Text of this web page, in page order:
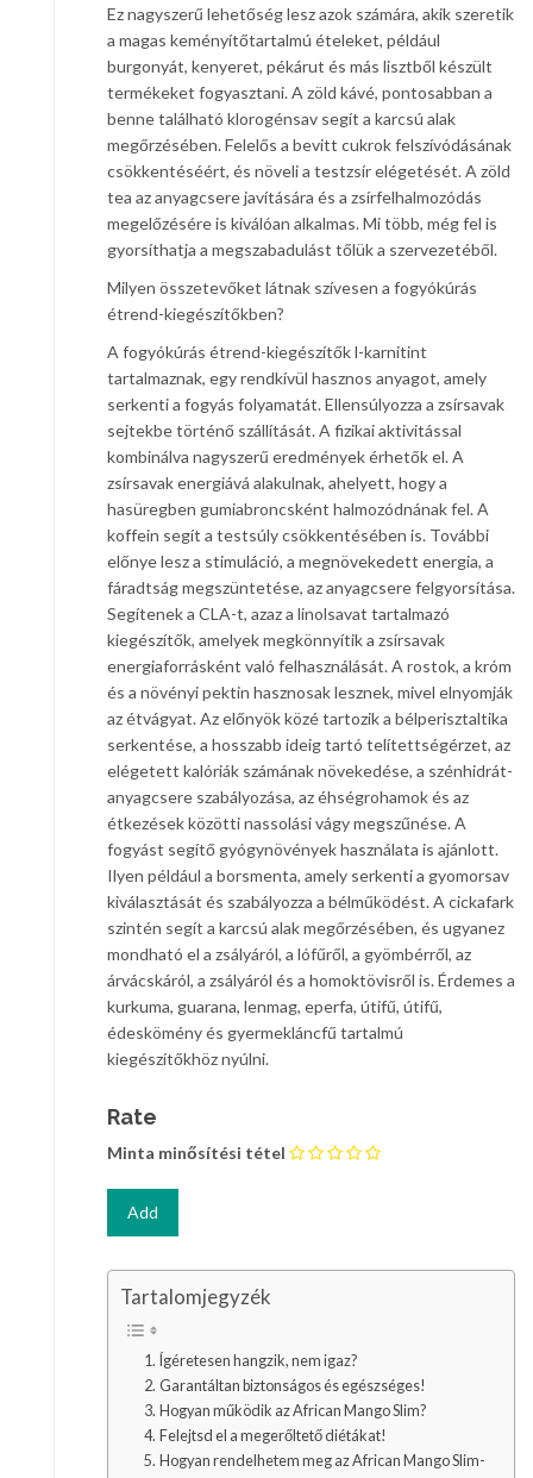
Ez nagyszerű lehetőség lesz azok számára, akik szeretik
a magas keményítőtartalmú ételeket, például
burgonyát, kenyeret, pékárut és más lisztből készült
termékeket fogyasztani. A zöld kávé, pontosabban a
benne található klorogénsav segít a karcsú alak
megőrzésében. Felelős a bevitt cukrok felszívódásának
csökkentéséért, és növeli a testzsír elégetését. A zöld
tea az anyagcsere javítására és a zsírfelhalmozódás
megelőzésére is kiválóan alkalmas. Mi több, még fel is
gyorsíthatja a megszabadulást tőlük a szervezetéből.
Milyen összetevőket látnak szívesen a fogyókúrás
étrend-kiegészítőkben?
A fogyókúrás étrend-kiegészítők l-karnitint
tartalmaznak, egy rendkívül hasznos anyagot, amely
serkenti a fogyás folyamatát. Ellensúlyozza a zsírsavak
sejtekbe történő szállítását. A fizikai aktivitással
kombinálva nagyszerű eredmények érhetők el. A
zsírsavak energiává alakulnak, ahelyett, hogy a
hasüregben gumiabroncsként halmozódnának fel. A
koffein segít a testsúly csökkentésében is. További
előnye lesz a stimuláció, a megnövekedett energia, a
fáradtság megszüntetése, az anyagcsere felgyorsítása.
Segítenek a CLA-t, azaz a linolsavat tartalmazó
kiegészítők, amelyek megkönnyítik a zsírsavak
energiaforrásként való felhasználását. A rostok, a króm
és a növényi pektin hasznosak lesznek, mivel elnyomják
az étvágyat. Az előnyök közé tartozik a bélperisztaltika
serkentése, a hosszabb ideig tartó telítettségérzet, az
elégetett kalóriák számának növekedése, a szénhidrát-
anyagcsere szabályozása, az éhségrohamok és az
étkezések közötti nassolási vágy megszűnése. A
fogyást segítő gyógynövények használata is ajánlott.
Ilyen például a borsmenta, amely serkenti a gyomorsav
kiválasztását és szabályozza a bélműködést. A cickafark
szintén segít a karcsú alak megőrzésében, és ugyanez
mondható el a zsályáról, a lófűről, a gyömbérről, az
árvácskáról, a zsályáról és a homoktövisről is. Érdemes a
kurkuma, guarana, lenmag, eperfa, útifű, útifű,
édeskömény és gyermekláncfű tartalmú
kiegészítőkhöz nyúlni.
Rate
Minta minősítési tétel
Tartalomjegyzék
Ígéretesen hangzik, nem igaz?
Garantáltan biztonságos és egészséges!
Hogyan működik az African Mango Slim?
Felejtsd el a megerőltető diétákat!
Hogyan rendelhetem meg az African Mango Slim-